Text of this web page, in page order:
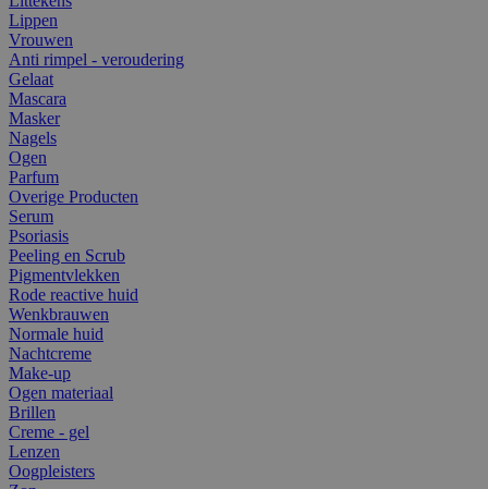
Lippen
Vrouwen
Anti rimpel - veroudering
Gelaat
Mascara
Masker
Nagels
Ogen
Parfum
Overige Producten
Serum
Psoriasis
Peeling en Scrub
Pigmentvlekken
Rode reactive huid
Wenkbrauwen
Normale huid
Nachtcreme
Make-up
Ogen materiaal
Brillen
Creme - gel
Lenzen
Oogpleisters